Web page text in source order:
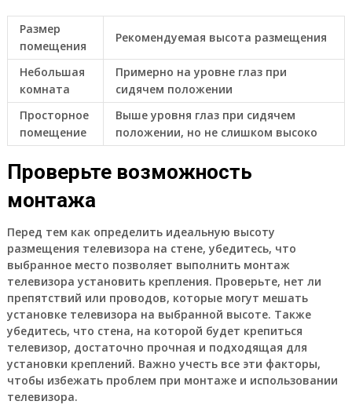
Размер
помещения
Рекомендуемая высота размещения
Небольшая
комната
Примерно на уровне глаз при
сидячем положении
Просторное
помещение
Выше уровня глаз при сидячем
положении, но не слишком высоко
Проверьте возможность
монтажа
Перед тем как определить идеальную высоту
размещения телевизора на стене, убедитесь, что
выбранное место позволяет выполнить монтаж
телевизора установить крепления. Проверьте, нет ли
препятствий или проводов, которые могут мешать
установке телевизора на выбранной высоте. Также
убедитесь, что стена, на которой будет крепиться
телевизор, достаточно прочная и подходящая для
установки креплений. Важно учесть все эти факторы,
чтобы избежать проблем при монтаже и использовании
телевизора.